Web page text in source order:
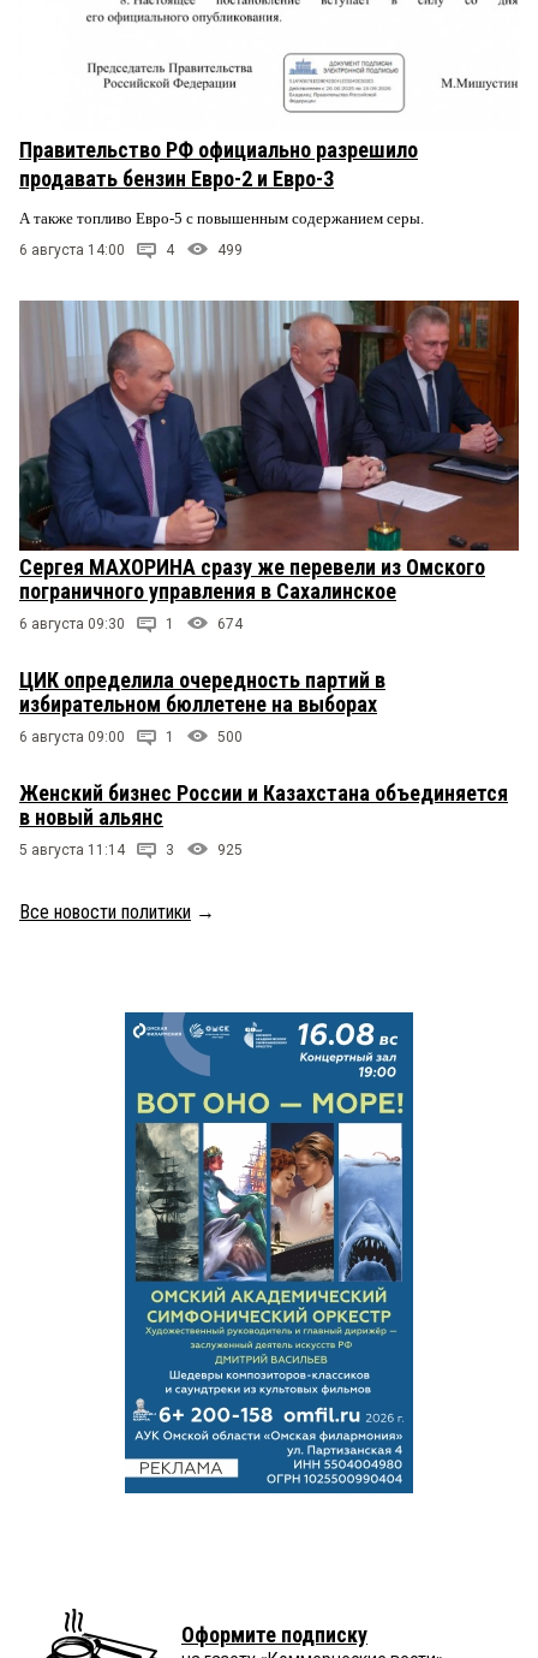
Правительство РФ официально разрешило
продавать бензин Евро-2 и Евро-3
А также топливо Евро-5 с повышенным содержанием серы.
6 августа 14:00 4 499
Сергея МАХОРИНА сразу же перевели из Омского
пограничного управления в Сахалинское
6 августа 09:30 1 674
ЦИК определила очередность партий в
избирательном бюллетене на выборах
6 августа 09:00 1 500
Женский бизнес России и Казахстана объединяется
в новый альянс
5 августа 11:14 3 925
Все новости политики →
Оформите подписку